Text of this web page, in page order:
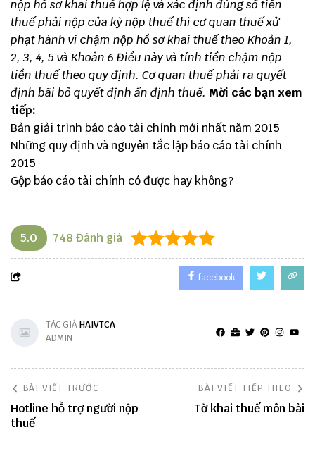
nộp hồ sơ khai thuế hợp lệ và xác định đúng số tiền
thuế phải nộp của kỳ nộp thuế thì cơ quan thuế xử
phạt hành vi chậm nộp hồ sơ khai thuế theo Khoản 1,
2, 3, 4, 5 và Khoản 6 Điều này và tính tiền chậm nộp
tiền thuế theo quy định. Cơ quan thuế phải ra quyết
định bãi bỏ quyết định ấn định thuế. Mời các bạn xem
tiếp:
Bản giải trình báo cáo tài chính mới nhất năm 2015
Những quy định và nguyên tắc lập báo cáo tài chính
2015
Gộp báo cáo tài chính có được hay không?
5.0 748 Đánh giá
facebook
TÁC GIẢHAIVTCA
ADMIN
BÀI VIẾT TRƯỚC
Hotline hỗ trợ người nộp
thuế
BÀI VIẾT TIẾP THEO
Tờ khai thuế môn bài